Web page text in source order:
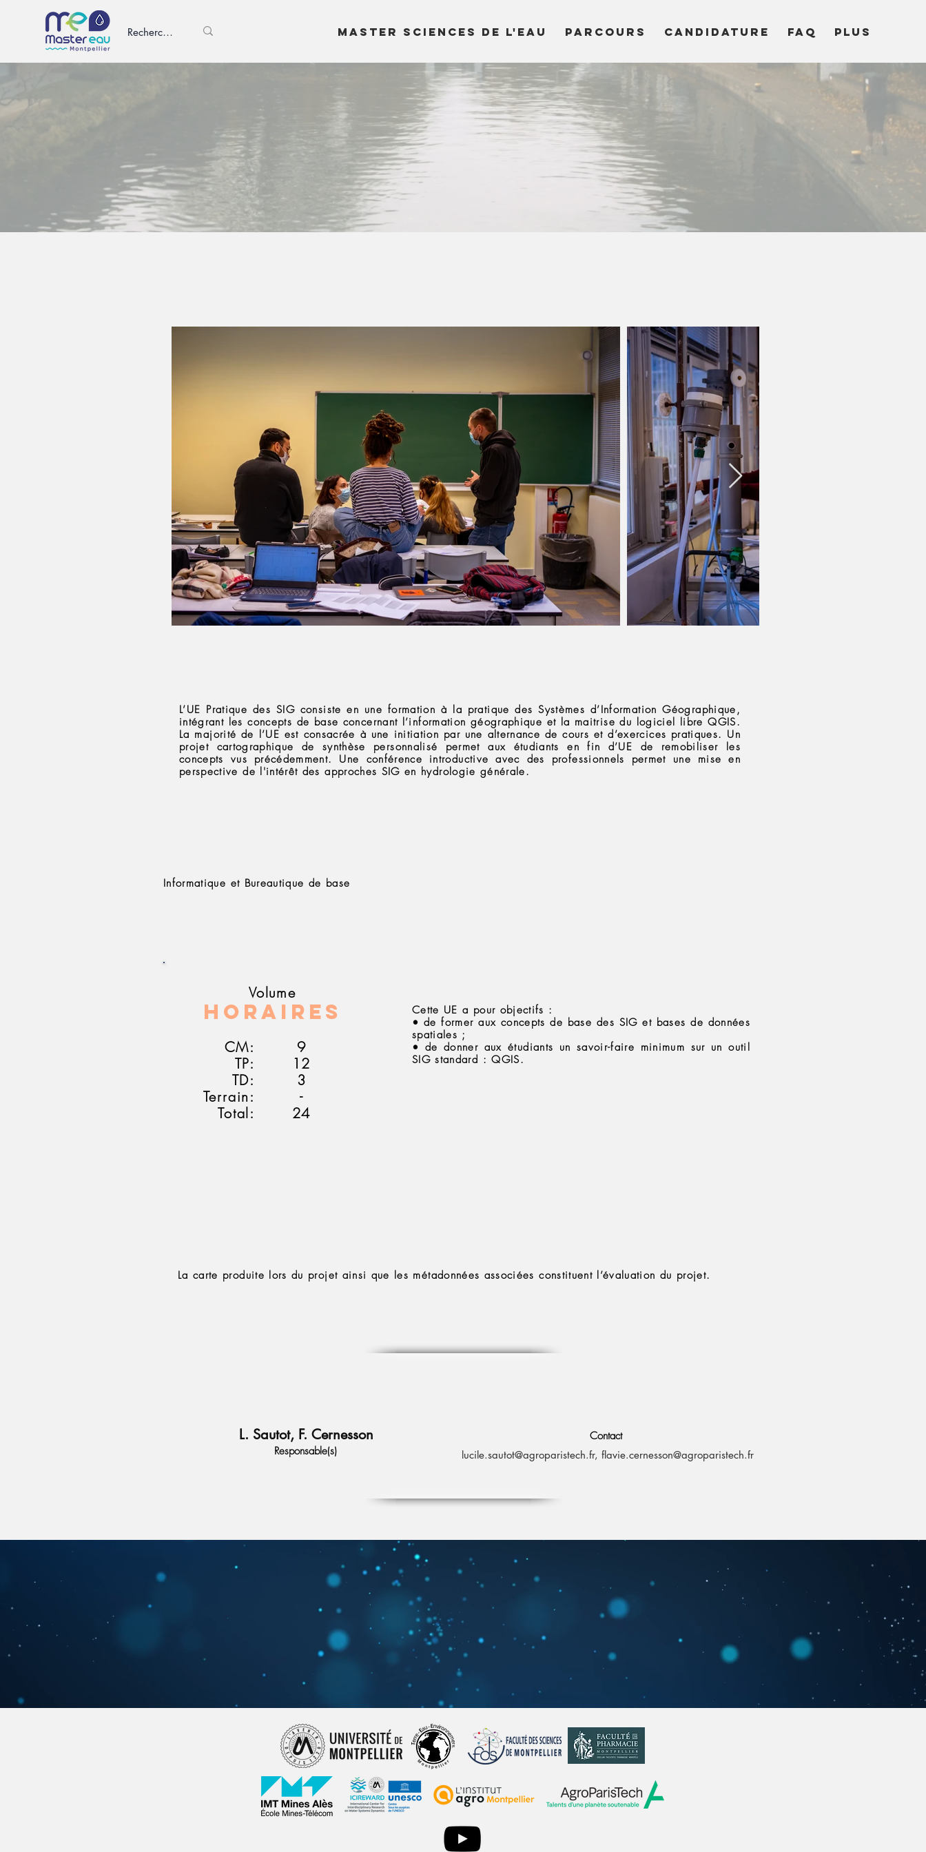
MASTER SCIENCES DE L'EAU PARCOURS CANDIDATURE FAQ Plus
Pratique des SIG
L’UE Pratique des SIG consiste en une formation à la pratique des Systèmes d’Information Géographique,
intégrant les concepts de base concernant l’information géographique et la maitrise du logiciel libre QGIS.
La majorité de l’UE est consacrée à une initiation par une alternance de cours et d’exercices pratiques. Un
projet cartographique de synthèse personnalisé permet aux étudiants en fin d’UE de remobiliser les
concepts vus précédemment. Une conférence introductive avec des professionnels permet une mise en
perspective de l'intérêt des approches SIG en hydrologie générale.
Informatique et Bureautique de base
Volume
Horaires
CM:
9
TP:
12
TD:
3
Terrain:
-
Total:
24
Cette UE a pour objectifs :
• de former aux concepts de base des SIG et bases de données
spatiales ;
• de donner aux étudiants un savoir-faire minimum sur un outil
SIG standard : QGIS.
La carte produite lors du projet ainsi que les métadonnées associées constituent l’évaluation du projet.
L. Sautot, F. Cernesson
Responsable(s)
Contact
lucile.sautot@agroparistech.fr, flavie.cernesson@agroparistech.fr